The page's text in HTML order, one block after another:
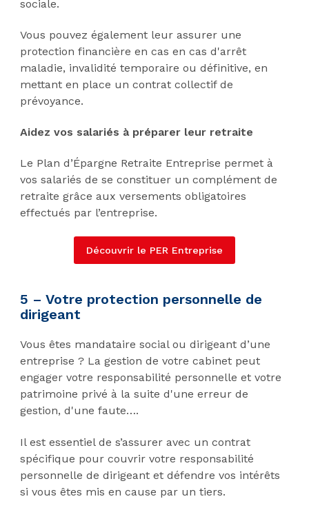
sociale.
Vous pouvez également leur assurer une
protection financière en cas en cas d'arrêt
maladie, invalidité temporaire ou définitive, en
mettant en place un contrat collectif de
prévoyance.
Aidez vos salariés à préparer leur retraite
Le Plan d’Épargne Retraite Entreprise permet à
vos salariés de se constituer un complément de
retraite grâce aux versements obligatoires
effectués par l’entreprise.
Découvrir le PER Entreprise
5 – Votre protection personnelle de
dirigeant
Vous êtes mandataire social ou dirigeant d’une
entreprise ? La gestion de votre cabinet peut
engager votre responsabilité personnelle et votre
patrimoine privé à la suite d'une erreur de
gestion, d'une faute….
Il est essentiel de s’assurer avec un contrat
spécifique pour couvrir votre responsabilité
personnelle de dirigeant et défendre vos intérêts
si vous êtes mis en cause par un tiers.